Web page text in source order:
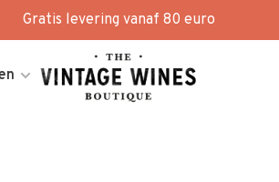
Gratis levering vanaf 80 euro